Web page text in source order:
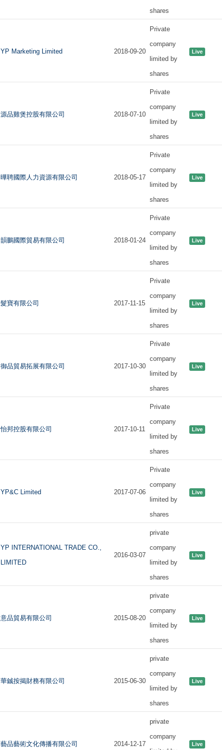
shares
YP Marketing Limited 2018-09-20
Private
company
limited by
shares
Live
源品雞煲控股有限公司 2018-07-10
Private
company
limited by
shares
Live
曄聘國際人力資源有限公司 2018-05-17
Private
company
limited by
shares
Live
韻鵬國際貿易有限公司 2018-01-24
Private
company
limited by
shares
Live
髮寶有限公司 2017-11-15
Private
company
limited by
shares
Live
御品貿易拓展有限公司 2017-10-30
Private
company
limited by
shares
Live
怡邦控股有限公司 2017-10-11
Private
company
limited by
shares
Live
YP&C Limited 2017-07-06
Private
company
limited by
shares
Live
YP INTERNATIONAL TRADE CO.,
LIMITED
2016-03-07
private
company
limited by
shares
Live
意品貿易有限公司 2015-08-20
private
company
limited by
shares
Live
華鋮按揭財務有限公司 2015-06-30
private
company
limited by
shares
Live
藝品藝術文化傳播有限公司 2014-12-17
private
company
Live